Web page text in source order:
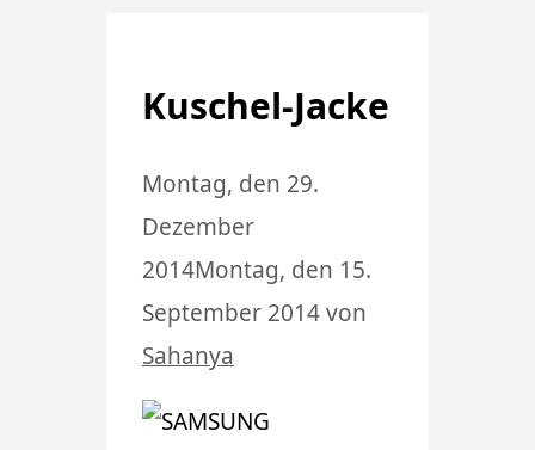
Kuschel-Jacke
Montag, den 29.
Dezember
2014Montag, den 15.
September 2014von
Sahanya